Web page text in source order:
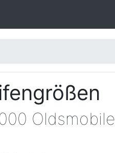
Oldsmobile